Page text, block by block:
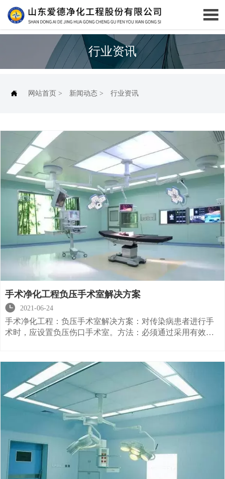

行业资讯
 网站首页 > 新闻动态 > 行业资讯
手术净化工程负压手术室解决方案

2021-06-24
手术净化工程：负压手术室解决方案：对传染病患者进行手
术时，应设置负压伤口手术室。方法：必须通过采用有效的